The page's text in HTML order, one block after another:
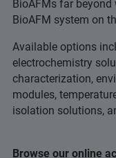
BioAFMs far
BioAFM system on
Available options
electrochemistry
characterization,
modules,
isolation solutions,
Browse our online